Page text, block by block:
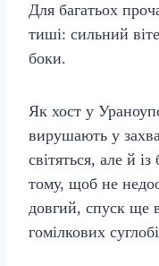
Для багатьох
тиші: сильний
боки.
Як хост у
вирушають у
світяться, але й
тому, щоб не
довгий, спуск ще
гомілкових